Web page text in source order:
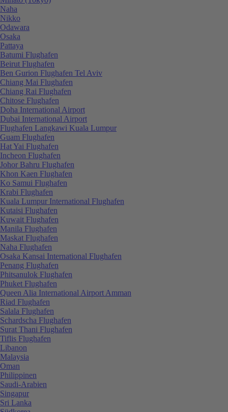
Naha
Nikko
Odawara
Osaka
Pattaya
Batumi Flughafen
Beirut Flughafen
Ben Gurion Flughafen Tel Aviv
Chiang Mai Flughafen
Chiang Rai Flughafen
Chitose Flughafen
Doha International Airport
Dubai International Airport
Flughafen Langkawi Kuala Lumpur
Guam Flughafen
Hat Yai Flughafen
Incheon Flughafen
Johor Bahru Flughafen
Khon Kaen Flughafen
Ko Samui Flughafen
Krabi Flughafen
Kuala Lumpur International Flughafen
Kutaisi Flughafen
Kuwait Flughafen
Manila Flughafen
Maskat Flughafen
Naha Flughafen
Osaka Kansai International Flughafen
Penang Flughafen
Phitsanulok Flughafen
Phuket Flughafen
Queen Alia International Airport Amman
Riad Flughafen
Salala Flughafen
Schardscha Flughafen
Surat Thani Flughafen
Tiflis Flughafen
Libanon
Malaysia
Oman
Philippinen
Saudi-Arabien
Singapur
Sri Lanka